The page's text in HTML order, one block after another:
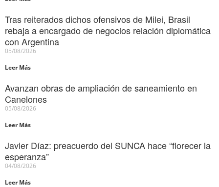
Tras reiterados dichos ofensivos de Milei, Brasil
rebaja a encargado de negocios relación diplomática
con Argentina
05/08/2026
Leer Más
Avanzan obras de ampliación de saneamiento en
Canelones
05/08/2026
Leer Más
Javier Díaz: preacuerdo del SUNCA hace “florecer la
esperanza”
04/08/2026
Leer Más